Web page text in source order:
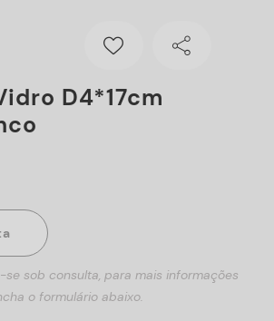
D4*17cm
sob consulta, para mais informações
o formulário abaixo.